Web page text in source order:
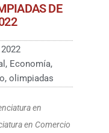
DE
, Economía,
, olimpiadas
en
en Comercio